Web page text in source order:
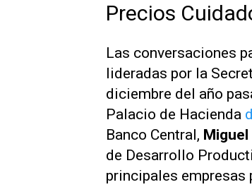
Precios
Las conversaciones
lideradas por la
diciembre del año
Palacio de Hacienda
Banco Central, Miguel
de Desarrollo
principales empresas